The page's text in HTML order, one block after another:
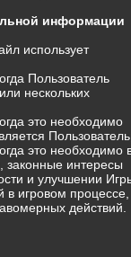
информации
использует
Пользователь
нескольких
это необходимо
это необходимо
законные интересы
и улучшении
игровом процессе,
действий.